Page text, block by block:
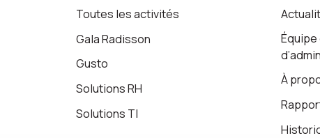
Toutes les activités
Gala Radisson
Gusto
Solutions RH
Solutions TI
À